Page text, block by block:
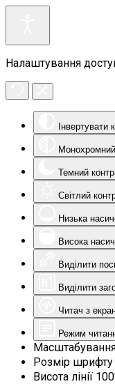
Налаштування
Інвертувати
Монохромний
Темний
Світлий
Низька
Висока
Виділити
Виділити
Читач з
Режим
Розмір шрифту
Висота лінії 100